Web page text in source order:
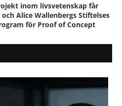
inom livsvetenskap får
Alice Wallenbergs Stiftelses
för Proof of Concept